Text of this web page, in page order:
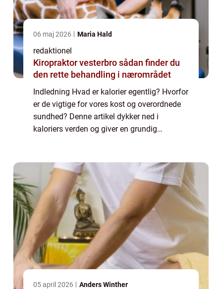
06 maj 2026 Maria Hald
redaktionel
Kiropraktor vesterbro sådan finder du
den rette behandling i nærområdet
Indledning Hvad er kalorier egentlig? Hvorfor
er de vigtige for vores kost og overordnede
sundhed? Denne artikel dykker ned i
kaloriers verden og giver en grundig
Kalori...
05 april 2026 Anders Winther